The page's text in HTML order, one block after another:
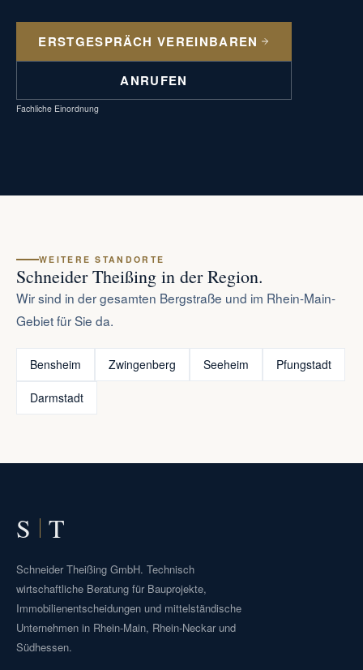
ERSTGESPRÄCH VEREINBAREN
ANRUFEN
Fachliche Einordnung
WEITERE STANDORTE
Schneider Theißing in der Region.
Wir sind in der gesamten Bergstraße und im Rhein-Main-
Gebiet für Sie da.
Bensheim Zwingenberg Seeheim Pfungstadt
Darmstadt
S T
Schneider Theißing GmbH. Technisch
wirtschaftliche Beratung für Bauprojekte,
Immobilienentscheidungen und mittelständische
Unternehmen in Rhein-Main, Rhein-Neckar und
Südhessen.